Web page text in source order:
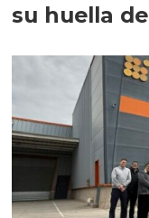
su huella